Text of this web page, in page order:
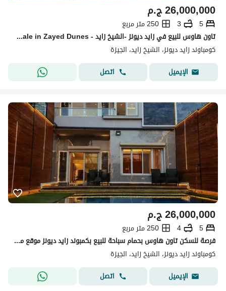
ج.م26,000,000
5
3
250 متر مربع
تاون هاوس للبيع في زايد ديونز -الشيخ زايد - Townhouse For Sale in Zayed Dunes
كومباوند زايد ديونز، الشيخ زايد، الجيزة
الإيميل
اتصل
ج.م26,000,000
5
4
250 متر مربع
فرصة للسكن تاون هاوس بحمام سباحة للبيع بكمبوند زايد ديونز موقع مميز القرب من ذا جيت مول و سعودي وبجوار المدرسة الامريكية Townhouse with swimming pool
كومباوند زايد ديونز، الشيخ زايد، الجيزة
الإيميل
اتصل